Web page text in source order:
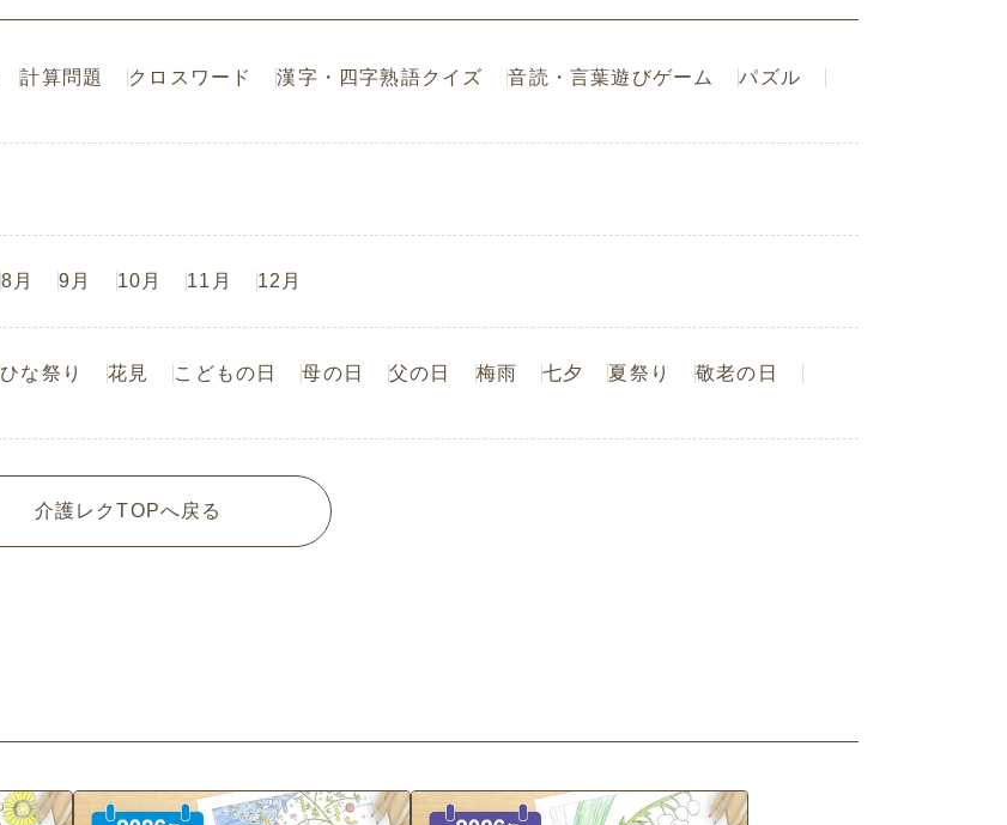
計算問題 クロスワード 漢字・四字熟語クイズ 音読・言葉遊びゲーム
パズル
8月 9月 10月 11月 12月
ひな祭り 花見 こどもの日 母の日 父の日 梅雨 七夕 夏祭り
敬老の日
介護レクTOPへ戻る